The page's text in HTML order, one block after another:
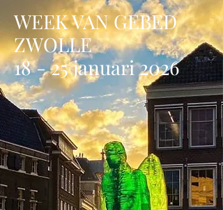
WEEK VAN GEBED
ZWOLLE
18 - 25 januari 2026